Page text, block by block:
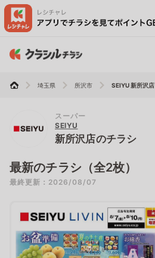
埼玉県 所沢市 SEIYU 新所沢店
スーパー
SEIYU
新所沢店のチラシ
最新のチラシ（全2枚）
最終更新：2026/08/07